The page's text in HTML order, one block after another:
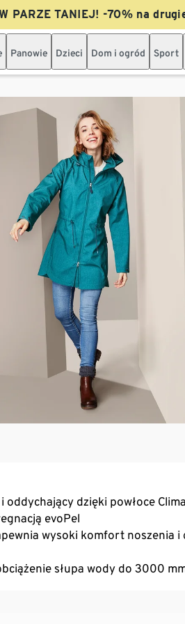
PARZE TANIEJ! -70% na
Panowie Dzieci Dom i ogród Sport
oddychający dzięki powłoce
evoPel
wysoki komfort noszenia
słupa wody do 3000